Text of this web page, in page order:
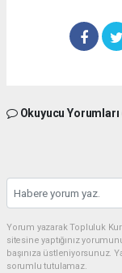
Okuyucu Yorumları
Yorum yazarak Topluluk
sitesine yaptığınız
başınıza üstleniyorsunuz.
sorumlu tutulamaz.